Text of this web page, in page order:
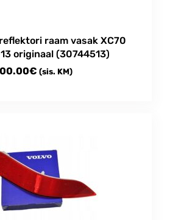
raam vasak XC70
originaal (30744513)
€ (sis. KM)